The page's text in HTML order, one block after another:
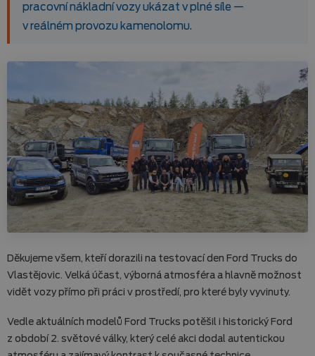
pracovní nákladní vozy ukázat v plné síle —
v reálném provozu kamenolomu.
Děkujeme všem, kteří dorazili na testovací den Ford Trucks do
Vlastějovic. Velká účast, výborná atmosféra a hlavně možnost
vidět vozy přímo při práci v prostředí, pro které byly vyvinuty.
Vedle aktuálních modelů Ford Trucks potěšil i historický Ford
z období 2. světové války, který celé akci dodal autentickou